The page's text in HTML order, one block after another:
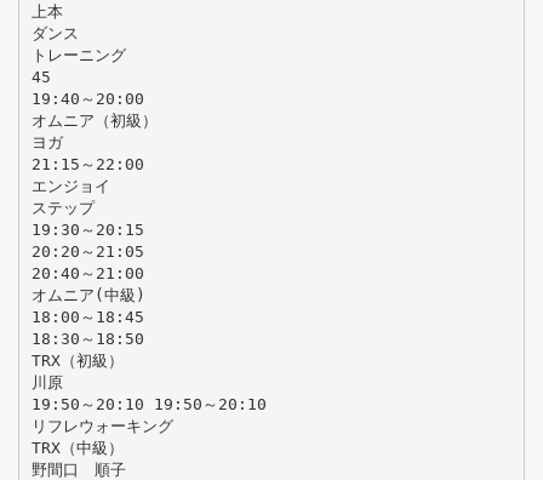
上本
ダンス
トレーニング
45
19:40～20:00
オムニア（初級）
ヨガ
21:15～22:00
エンジョイ
ステップ
19:30～20:15
20:20～21:05
20:40～21:00
オムニア(中級)
18:00～18:45
18:30～18:50
TRX（初級）
川原
19:50～20:10 19:50～20:10
リフレウォーキング
TRX（中級）
野間口 順子